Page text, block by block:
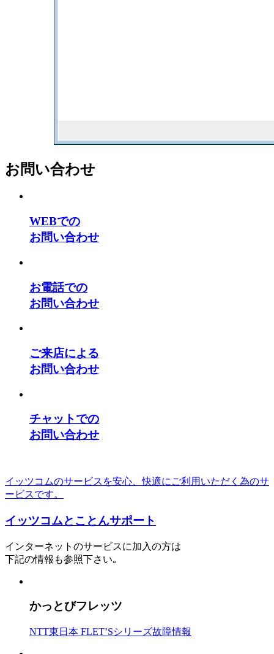
お問い合わせ
WEBでの
お問い合わせ
お電話での
お問い合わせ
ご来店による
お問い合わせ
チャットでの
お問い合わせ
イッツコムのサービスを安心、快適にご利用いただく為のサ
ービスです。
イッツコムとことんサポート
インターネットのサービスに加入の方は
下記の情報も参照下さい｡
かっとびフレッツ
NTT東日本 FLET’Sシリーズ故障情報